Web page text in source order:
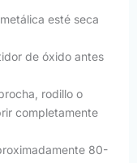
esté seca
de óxido antes
rodillo o
completamente
80-